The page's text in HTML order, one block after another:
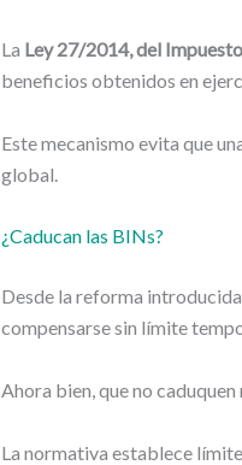
La Ley 27/2014, del
beneficios obtenidos en
Este mecanismo evita que
global.
¿Caducan las BINs?
Desde la reforma
compensarse sin límite
Ahora bien, que no
La normativa establece